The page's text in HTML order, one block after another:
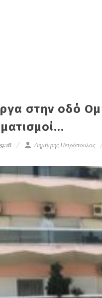
στην οδό
Δημήτρης Πετρόπουλος